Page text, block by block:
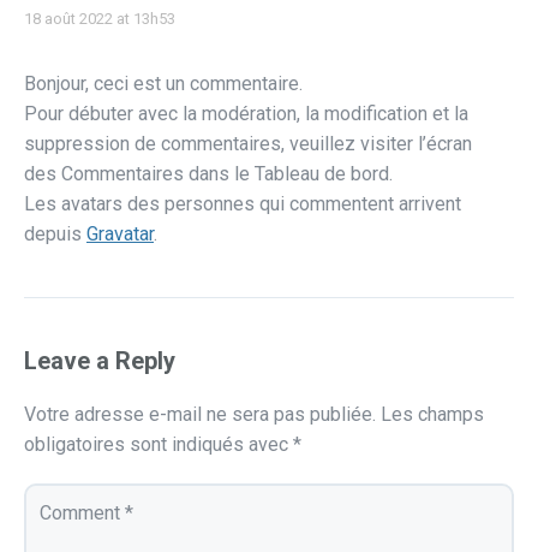
18 août 2022 at 13h53
Bonjour, ceci est un commentaire.
Pour débuter avec la modération, la modification et la
suppression de commentaires, veuillez visiter l’écran
des Commentaires dans le Tableau de bord.
Les avatars des personnes qui commentent arrivent
depuis Gravatar.
Leave a Reply
Votre adresse e-mail ne sera pas publiée. Les champs
obligatoires sont indiqués avec *